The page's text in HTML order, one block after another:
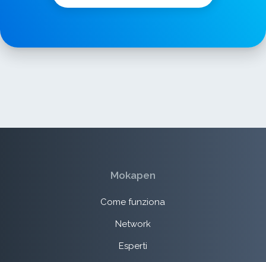
Mokapen
Come funziona
Network
Esperti